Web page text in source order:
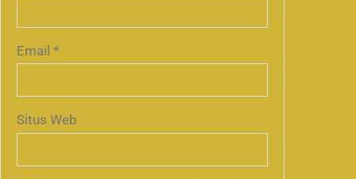
Email *
Situs Web